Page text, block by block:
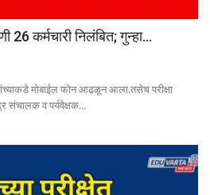
26 कर्मचारी निलंबित; गुन्हा...
मोबाईल फोन आढळून आला.तसेच परीक्षा
व पर्यवेक्षक...